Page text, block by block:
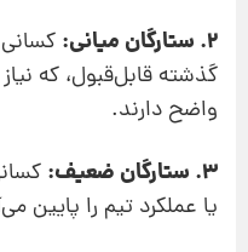
2. ستارگان میانی:
گذشته قابل‌قبول، که
واضح دارند.
3. ستارگان ضعیف:
یا عملکرد تیم را پایین